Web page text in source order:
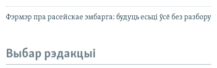
Фэрмэр пра расейскае эмбарга: будуць есьці ўсё без разбору
Выбар рэдакцыі